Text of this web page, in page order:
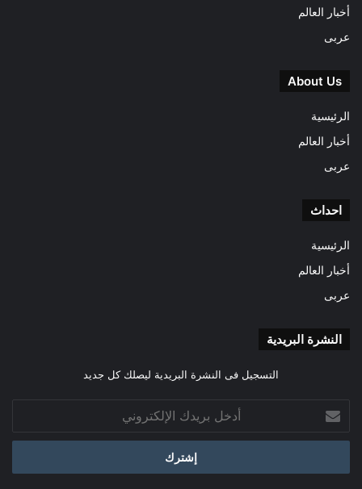
أخبار العالم
عربى
About Us
الرئيسية
أخبار العالم
عربى
احداث
الرئيسية
أخبار العالم
عربى
النشرة البريدية
التسجيل فى النشرة البريدية ليصلك كل جديد
بريدك
الإلكتروني